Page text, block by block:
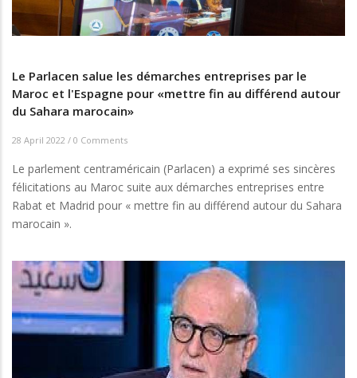
Le Parlacen salue les démarches entreprises par le
Maroc et l'Espagne pour «mettre fin au différend autour
du Sahara marocain»
28 April 2022 / 0 Comments
Le parlement centraméricain (Parlacen) a exprimé ses sincères
félicitations au Maroc suite aux démarches entreprises entre
Rabat et Madrid pour « mettre fin au différend autour du Sahara
marocain ».